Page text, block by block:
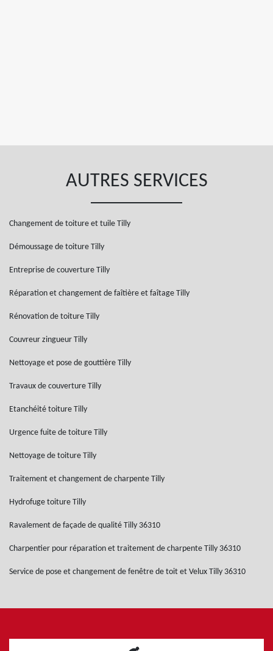
AUTRES SERVICES
Changement de toiture et tuile Tilly
Démoussage de toiture Tilly
Entreprise de couverture Tilly
Réparation et changement de faîtière et faîtage Tilly
Rénovation de toiture Tilly
Couvreur zingueur Tilly
Nettoyage et pose de gouttière Tilly
Travaux de couverture Tilly
Etanchéité toiture Tilly
Urgence fuite de toiture Tilly
Nettoyage de toiture Tilly
Traitement et changement de charpente Tilly
Hydrofuge toiture Tilly
Ravalement de façade de qualité Tilly 36310
Charpentier pour réparation et traitement de charpente Tilly 36310
Service de pose et changement de fenêtre de toit et Velux Tilly 36310